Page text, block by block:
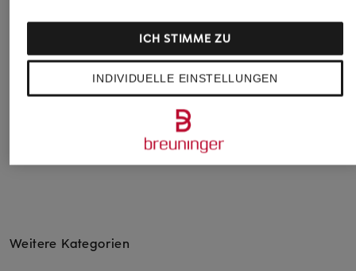
69,99 €
Bestpreis:142,79 €
Ursprünglich:
Weitere Kategorien
INDIVIDUELLE EINSTELLUNGEN
ICH STIMME ZU